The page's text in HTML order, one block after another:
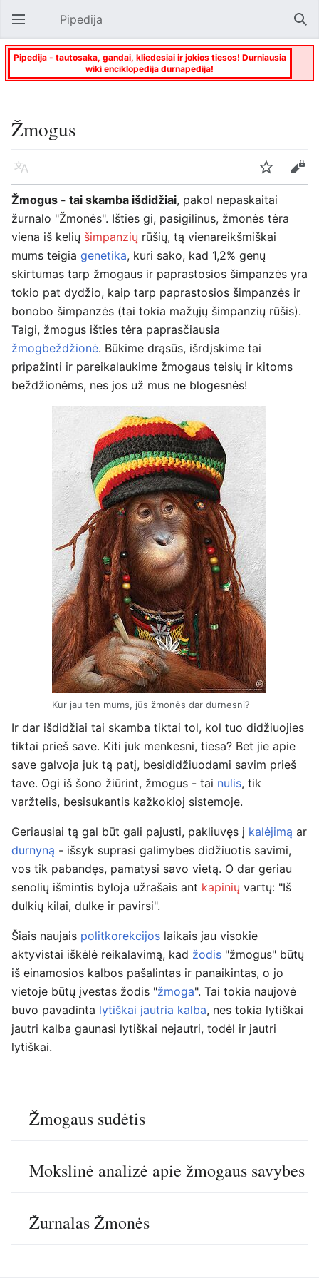
Atverti pagrindinį meniu Pipedija
Pipedija - tautosaka, gandai, kliedesiai ir jokios tiesos! Durniausia
wiki enciklopedija durnapedija!
Žmogus
Kalba Stebėti
Keisti
Žmogus - tai skamba išdidžiai, pakol nepaskaitai
žurnalo "Žmonės". Išties gi, pasigilinus, žmonės tėra
viena iš kelių šimpanzių rūšių, tą vienareikšmiškai
mums teigia genetika, kuri sako, kad 1,2% genų
skirtumas tarp žmogaus ir paprastosios šimpanzės yra
tokio pat dydžio, kaip tarp paprastosios šimpanzės ir
bonobo šimpanzės (tai tokia mažųjų šimpanzių rūšis).
Taigi, žmogus išties tėra paprasčiausia
žmogbeždžionė. Būkime drąsūs, išrdįskime tai
pripažinti ir pareikalaukime žmogaus teisių ir kitoms
beždžionėms, nes jos už mus ne blogesnės!
Kur jau ten mums, jūs žmonės dar durnesni?
Ir dar išdidžiai tai skamba tiktai tol, kol tuo didžiuojies
tiktai prieš save. Kiti juk menkesni, tiesa? Bet jie apie
save galvoja juk tą patį, besididžiuodami savim prieš
tave. Ogi iš šono žiūrint, žmogus - tai nulis, tik
varžtelis, besisukantis kažkokioj sistemoje.
Geriausiai tą gal būt gali pajusti, pakliuvęs į kalėjimą ar
durnyną - išsyk suprasi galimybes didžiuotis savimi,
vos tik pabandęs, pamatysi savo vietą. O dar geriau
senolių išmintis byloja užrašais ant kapinių vartų: "Iš
dulkių kilai, dulke ir pavirsi".
Šiais naujais politkorekcijos laikais jau visokie
aktyvistai iškėlė reikalavimą, kad žodis "žmogus" būtų
iš einamosios kalbos pašalintas ir panaikintas, o jo
vietoje būtų įvestas žodis "žmoga". Tai tokia naujovė
buvo pavadinta lytiškai jautria kalba, nes tokia lytiškai
jautri kalba gaunasi lytiškai nejautri, todėl ir jautri
lytiškai.
Žmogaus sudėtis
Mokslinė analizė apie žmogaus savybes
Žurnalas Žmonės